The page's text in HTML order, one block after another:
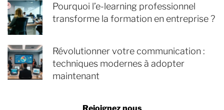
Pourquoi l’e-learning professionnel
transforme la formation en entreprise ?
Révolutionner votre communication :
techniques modernes à adopter
maintenant